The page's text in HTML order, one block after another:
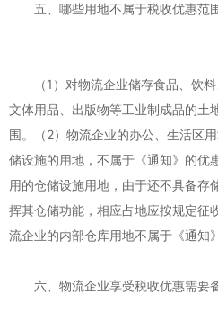
五、哪些用地不属于税收优惠范
（1）对物流企业储存食品、饮料
文体用品、出版物等工业制成品的土
围。（2）物流企业的办公、生活区
储设施的用地，不属于《通知》的优
用的仓储设施用地，由于还不具备存
挥其仓储功能，相应占地应按规定征
流企业的内部仓库用地不属于《通知
六、物流企业享受税收优惠需要